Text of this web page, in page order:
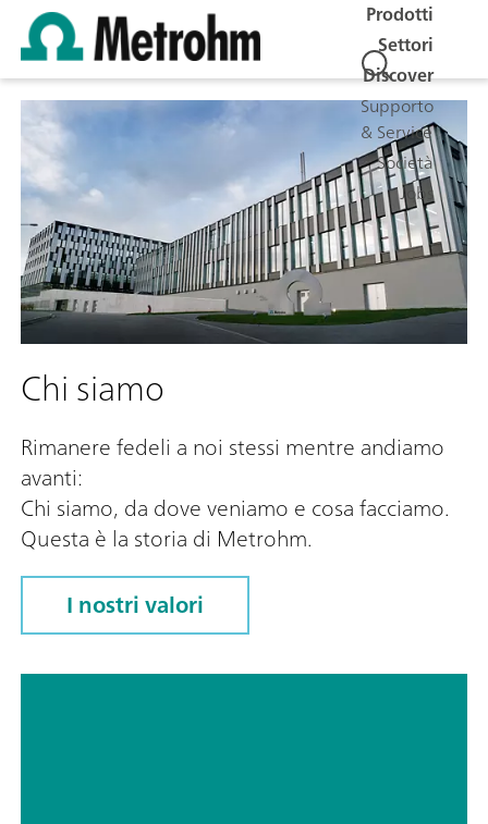
Prodotti
Settori
Discover
Supporto
& Service
Società
Jobs
Chi siamo
Rimanere fedeli a noi stessi mentre andiamo
avanti:
Chi siamo, da dove veniamo e cosa facciamo.
Questa è la storia di Metrohm.
I nostri valori